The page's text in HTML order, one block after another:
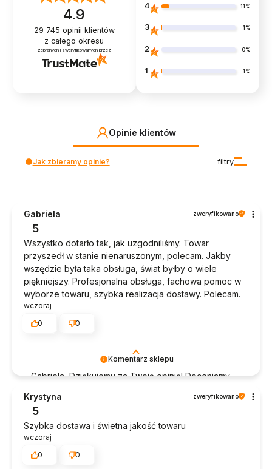
4.9
29 745 opinii klientów
z całego okresu
zebranych i zweryfikowanych przez
4 11%
3 1%
2 0%
1 1%
Opinie klientów
filtry
Jak zbieramy opinie?
Komentarz sklepu
Gabriela, Dziękujemy za Twoją opinię! Doceniamy
doświadczeniem. Jesteśmy szczęśliwi, że mamy
takich klientów. Z pozdrowieniami, obsługa sklepu.
Gabriela zweryfikowano
5
Wszystko dotarło tak, jak uzgodniliśmy. Towar
przyszedł w stanie nienaruszonym, polecam. Jakby
wszędzie była taka obsługa, świat byłby o wiele
piękniejszy. Profesjonalna obsługa, fachowa pomoc w
wyborze towaru, szybka realizacja dostawy. Polecam.
wczoraj
0
0
Krystyna zweryfikowano
5
Szybka dostawa i świetna jakość towaru
wczoraj
0
0